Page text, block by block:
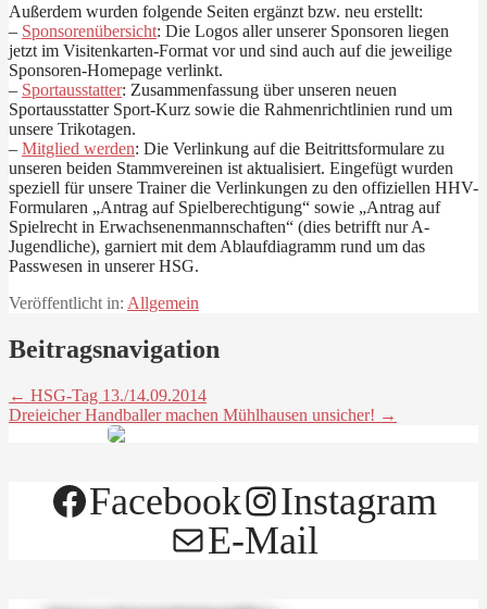
Außerdem wurden folgende Seiten ergänzt bzw. neu erstellt:
– Sponsorenübersicht: Die Logos aller unserer Sponsoren liegen
jetzt im Visitenkarten-Format vor und sind auch auf die jeweilige
Sponsoren-Homepage verlinkt.
– Sportausstatter: Zusammenfassung über unseren neuen
Sportausstatter Sport-Kurz sowie die Rahmenrichtlinien rund um
unsere Trikotagen.
– Mitglied werden: Die Verlinkung auf die Beitrittsformulare zu
unseren beiden Stammvereinen ist aktualisiert. Eingefügt wurden
speziell für unsere Trainer die Verlinkungen zu den offiziellen HHV-
Formularen „Antrag auf Spielberechtigung“ sowie „Antrag auf
Spielrecht in Erwachsenenmannschaften“ (dies betrifft nur A-
Jugendliche), garniert mit dem Ablaufdiagramm rund um das
Passwesen in unserer HSG.
Veröffentlicht in: Allgemein
Beitragsnavigation
← HSG-Tag 13./14.09.2014
Dreieicher Handballer machen Mühlhausen unsicher! →
Facebook
Instagram
E-Mail